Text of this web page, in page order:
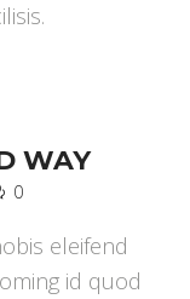
WAY
0
eleifend
id quod